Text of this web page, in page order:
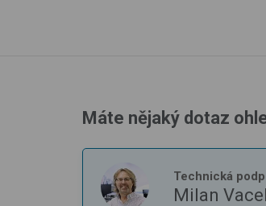
Máte nějaký dotaz
Technická
Milan